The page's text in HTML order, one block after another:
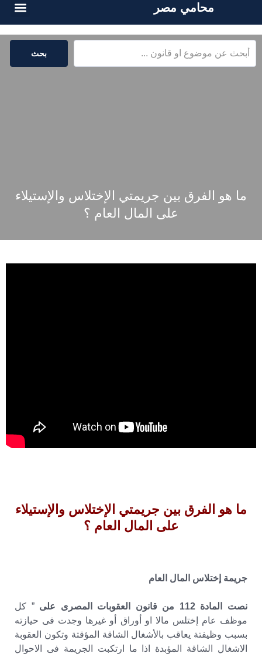
محامي مصر
بحث
ما هو الفرق بين جريمتي الإختلاس والإستيلاء
على المال العام ؟
ما هو الفرق بين جريمتي الإختلاس والإستيلاء
على المال العام ؟
جريمة إختلاس المال العام
نصت المادة 112 من قانون العقوبات المصرى على
” كل
موظف عام إختلس مالا او أوراق أو غيرها وجدت فى حيازته
بسبب وظيفتة يعاقب بالأشغال الشاقة المؤقتة وتكون العقوبة
الاشغال الشاقة المؤبدة اذا ما ارتكبت الجريمة فى الاحوال